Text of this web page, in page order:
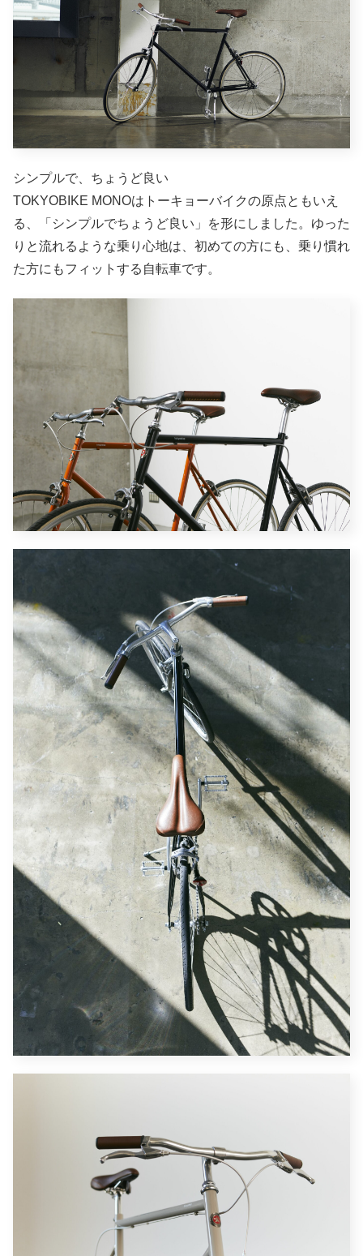
シンプルで、ちょうど良い
TOKYOBIKE MONOはトーキョーバイクの原点ともいえ
る、「シンプルでちょうど良い」を形にしました。ゆった
りと流れるような乗り心地は、初めての方にも、乗り慣れ
た方にもフィットする自転車です。